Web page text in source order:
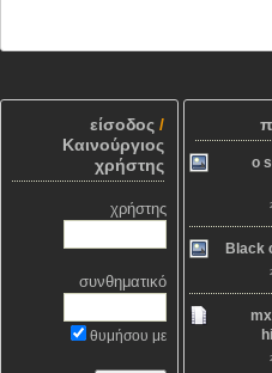
είσοδος/
Καινούργιος
χρήστης
χρήστης
συνθηματικό
θυμήσου με
o
Black